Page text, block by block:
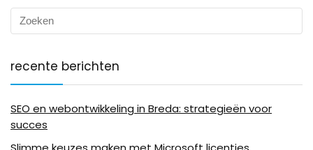
recente berichten
SEO en webontwikkeling in Breda: strategieën voor
succes